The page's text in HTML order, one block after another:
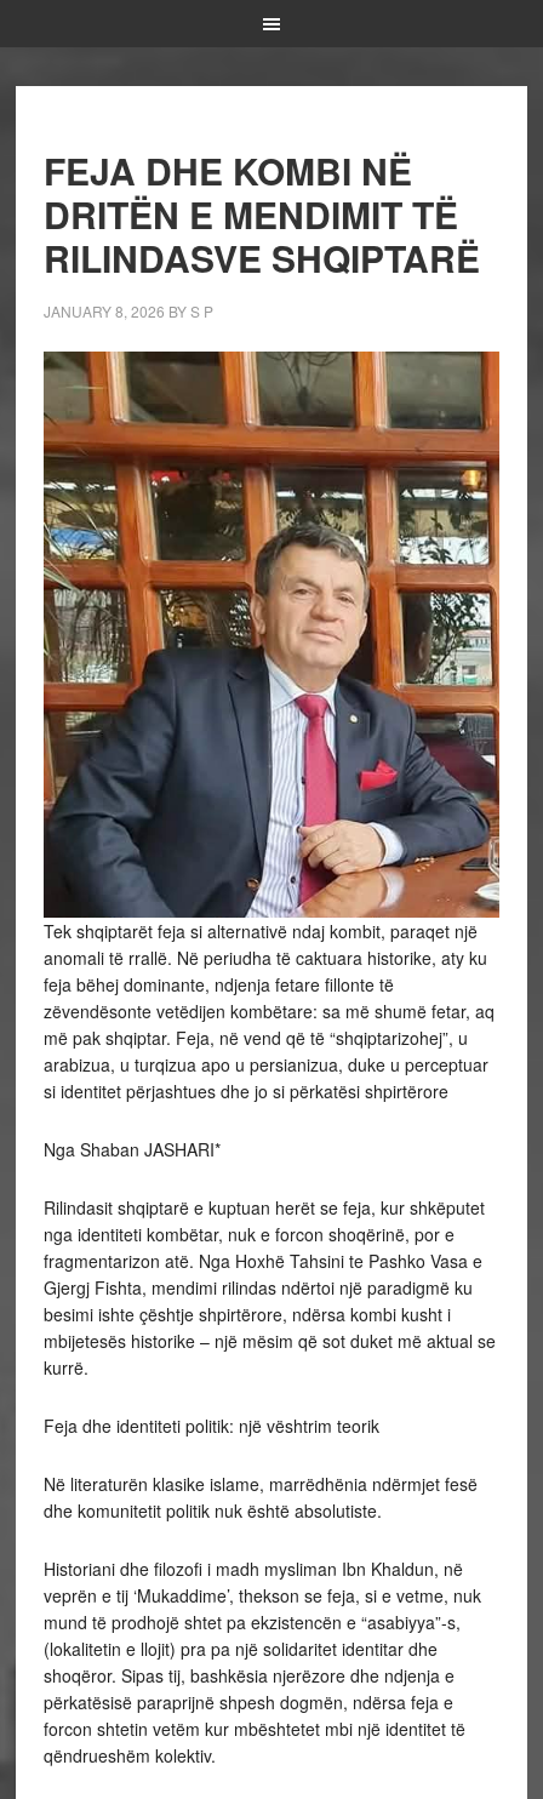
FEJA DHE KOMBI NË
DRITËN E MENDIMIT TË
RILINDASVE SHQIPTARË
JANUARY 8, 2026 BYS P
Tek shqiptarët feja si alternativë ndaj kombit, paraqet një
anomali të rrallë. Në periudha të caktuara historike, aty ku
feja bëhej dominante, ndjenja fetare fillonte të
zëvendësonte vetëdijen kombëtare: sa më shumë fetar, aq
më pak shqiptar. Feja, në vend që të “shqiptarizohej”, u
arabizua, u turqizua apo u persianizua, duke u perceptuar
si identitet përjashtues dhe jo si përkatësi shpirtërore
Nga Shaban JASHARI*
Rilindasit shqiptarë e kuptuan herët se feja, kur shkëputet
nga identiteti kombëtar, nuk e forcon shoqërinë, por e
fragmentarizon atë. Nga Hoxhë Tahsini te Pashko Vasa e
Gjergj Fishta, mendimi rilindas ndërtoi një paradigmë ku
besimi ishte çështje shpirtërore, ndërsa kombi kusht i
mbijetesës historike – një mësim që sot duket më aktual se
kurrë.
Feja dhe identiteti politik: një vështrim teorik
Në literaturën klasike islame, marrëdhënia ndërmjet fesë
dhe komunitetit politik nuk është absolutiste.
Historiani dhe filozofi i madh mysliman Ibn Khaldun, në
veprën e tij ‘Mukaddime’, thekson se feja, si e vetme, nuk
mund të prodhojë shtet pa ekzistencën e “asabiyya”-s,
(lokalitetin e llojit) pra pa një solidaritet identitar dhe
shoqëror. Sipas tij, bashkësia njerëzore dhe ndjenja e
përkatësisë paraprijnë shpesh dogmën, ndërsa feja e
forcon shtetin vetëm kur mbështetet mbi një identitet të
qëndrueshëm kolektiv.